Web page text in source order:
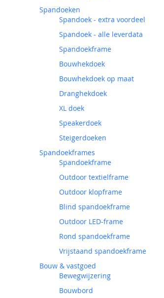
Spandoeken
Spandoek - extra voordeel
Spandoek - alle leverdata
Spandoekframe
Bouwhekdoek
Bouwhekdoek op maat
Dranghekdoek
XL doek
Speakerdoek
Steigerdoeken
Spandoekframes
Spandoekframe
Outdoor textielframe
Outdoor klopframe
Blind spandoekframe
Outdoor LED-frame
Rond spandoekframe
Vrijstaand spandoekframe
Bouw & vastgoed
Bewegwijzering
Bouwbord